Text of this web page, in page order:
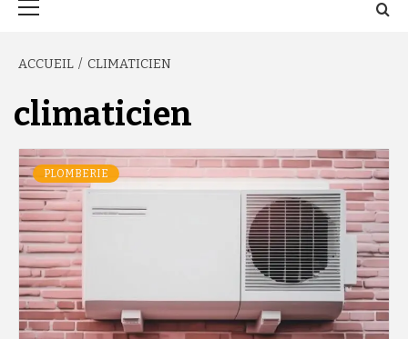
ACCUEIL CLIMATICIEN
climaticien
PLOMBERIE